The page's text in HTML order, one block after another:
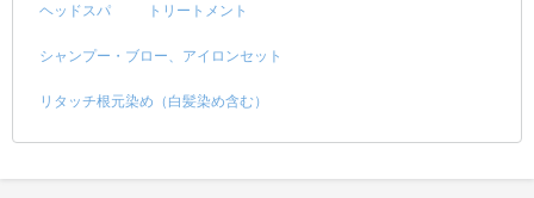
ヘッドスパ トリートメント
シャンプー・ブロー、アイロンセット
リタッチ根元染め（白髪染め含む）